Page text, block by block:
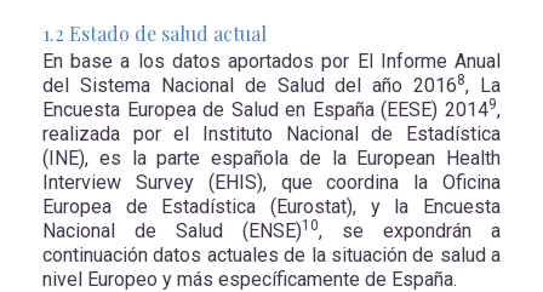
1.2 Estado de salud actual
En base a los datos aportados por El Informe Anual
del Sistema Nacional de Salud del año 20168, La
Encuesta Europea de Salud en España (EESE) 20149,
realizada por el Instituto Nacional de Estadística
(INE), es la parte española de la European Health
Interview Survey (EHIS), que coordina la Oficina
Europea de Estadística (Eurostat), y la Encuesta
Nacional de Salud (ENSE)10, se expondrán a
continuación datos actuales de la situación de salud a
nivel Europeo y más específicamente de España.